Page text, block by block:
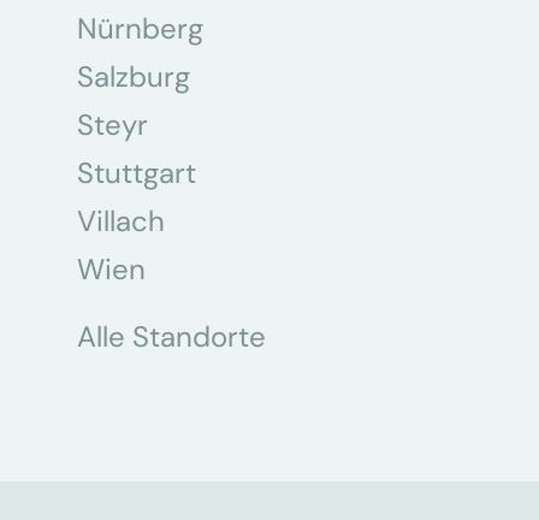
Nürnberg
Salzburg
Steyr
Stuttgart
Villach
Wien
Alle Standorte